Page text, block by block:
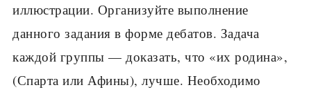
иллюстрации. Ор­ганизуйте выполнение
данного задания в форме дебатов. Задача
каждой группы — доказать, что «их родина»,
(Спарта или Афины), лучше. Необходимо